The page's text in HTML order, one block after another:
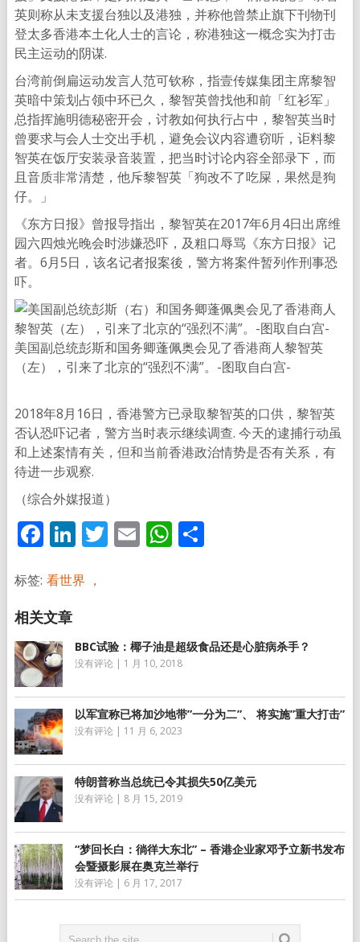
英则称从未支援台独以及港独，并称他曾禁止旗下刊物刊
登太多香港本土化人士的言论，称港独这一概念实为打击
民主运动的阴谋.
台湾前倒扁运动发言人范可钦称，指壹传媒集团主席黎智
英暗中策划占领中环已久，黎智英曾找他和前「红衫军」
总指挥施明德秘密开会，讨教如何执行占中，黎智英当时
曾要求与会人士交出手机，避免会议内容遭窃听，讵料黎
智英在饭厅安装录音装置，把当时讨论内容全部录下，而
且音质非常清楚，他斥黎智英「狗改不了吃屎，果然是狗
仔。」
《东方日报》曾报导指出，黎智英在2017年6月4日出席维
园六四烛光晚会时涉嫌恐吓，及粗口辱骂《东方日报》记
者。6月5日，该名记者报案後，警方将案件暂列作刑事恐
吓。
美国副总统彭斯和国务卿蓬佩奥会见了香港商人黎智英
（左），引来了北京的“强烈不满”。-图取自白宫-
2018年8月16日，香港警方已录取黎智英的口供，黎智英
否认恐吓记者，警方当时表示继续调查. 今天的逮捕行动虽
和上述案情有关，但和当前香港政治情势是否有关系，有
待进一步观察.
（综合外媒报道）
Facebook
LinkedIn
Twitter
EmailWhatsApp
分
标签: 看世界 ，
BBC试验：椰子油是超级食品还是心脏病杀手？
没有评论 | 1 月 10, 2018
以军宣称已将加沙地带”一分为二”、 将实施”重大打击”
没有评论 | 11 月 6, 2023
特朗普称当总统已令其损失50亿美元
没有评论 | 8 月 15, 2019
“梦回长白：徜徉大东北” – 香港企业家邓予立新书发布
会暨摄影展在奥克兰举行
没有评论 | 6 月 17, 2017